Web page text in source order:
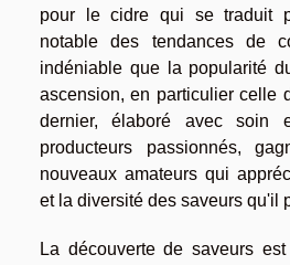
pour le cidre qui se traduit
notable des tendances de
indéniable que la popularité
ascension, en particulier celle
dernier, élaboré avec soin
producteurs passionnés,
nouveaux amateurs qui
et la diversité des saveurs qu'il
La découverte de saveurs